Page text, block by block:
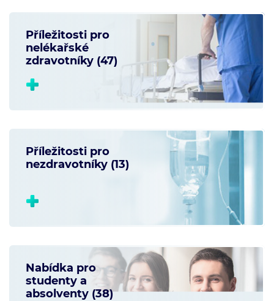
Příležitosti pro
nelékařské
zdravotníky (47)
Příležitosti pro
nezdravotníky (13)
Nabídka pro
studenty a
absolventy (38)